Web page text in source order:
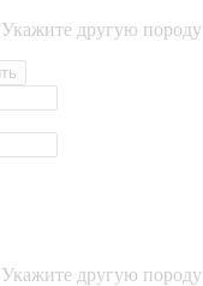
Укажите другую породу
Укажите другую породу